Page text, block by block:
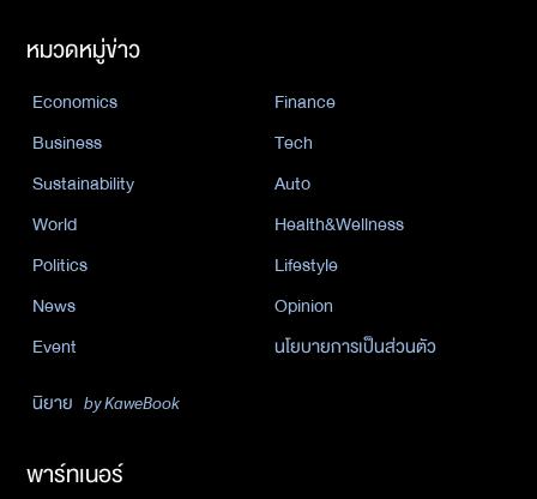
หมวดหมู่ข่าว
Economics
Finance
Business
Tech
Sustainability
Auto
World
Health&Wellness
Politics
Lifestyle
News
Opinion
Event
นโยบายการเป็นส่วนตัว
นิยาย by KaweBook
พาร์ทเนอร์